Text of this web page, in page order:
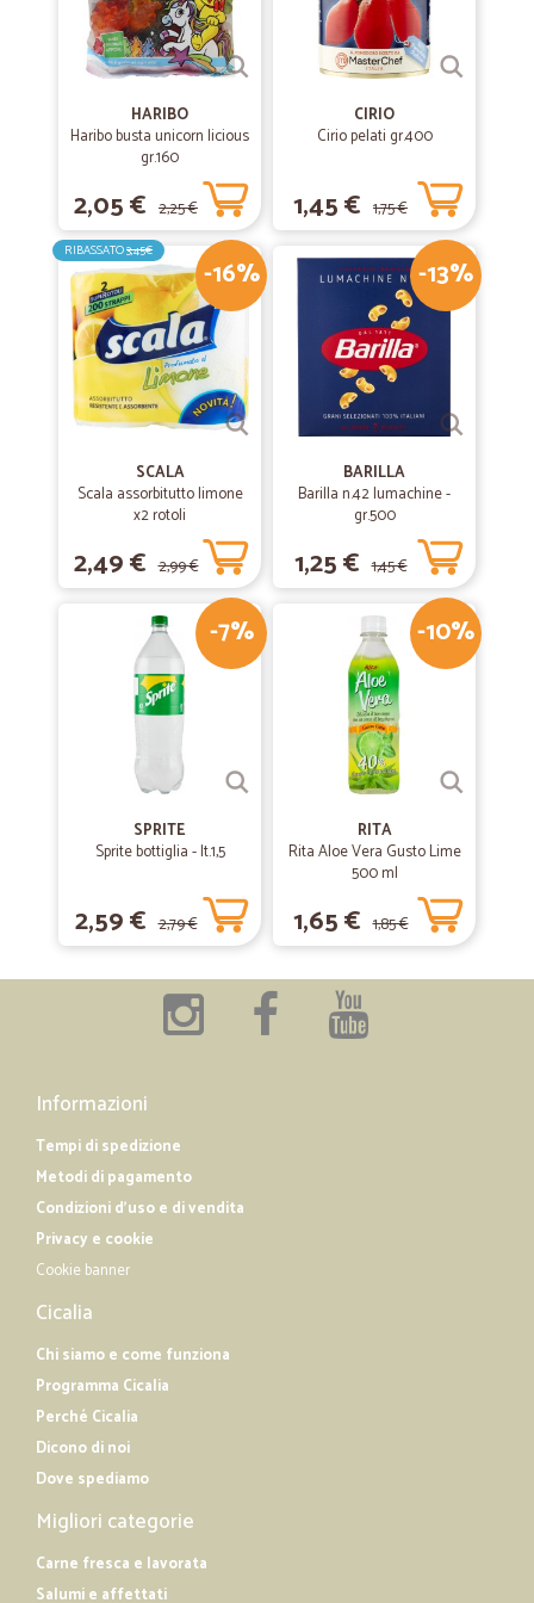
HARIBO
Haribo busta unicorn licious
gr.160
2,05 € 2,25 €
CIRIO
Cirio pelati gr.400
1,45 € 1,75 €
-16%
RIBASSATO3,45€
SCALA
Scala assorbitutto limone
x2 rotoli
2,49 € 2,99 €
-13%
BARILLA
Barilla n.42 lumachine -
gr.500
1,25 € 1,45 €
-7%
SPRITE
Sprite bottiglia - lt.1,5
2,59 € 2,79 €
-10%
RITA
Rita Aloe Vera Gusto Lime
500 ml
1,65 € 1,85 €
Informazioni
Tempi di spedizione
Metodi di pagamento
Condizioni d'uso e di vendita
Privacy e cookie
Cookie banner
Cicalia
Chi siamo e come funziona
Programma Cicalia
Perché Cicalia
Dicono di noi
Dove spediamo
Migliori categorie
Carne fresca e lavorata
Salumi e affettati